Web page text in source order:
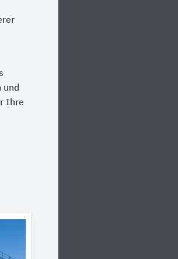
und
Ihre